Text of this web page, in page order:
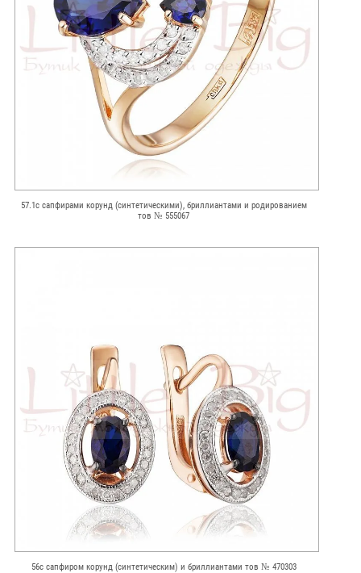
57.1с сапфирами корунд (синтетическими), бриллиантами и родированием
тов № 555067
56с сапфиром корунд (синтетическим) и бриллиантами тов № 470303